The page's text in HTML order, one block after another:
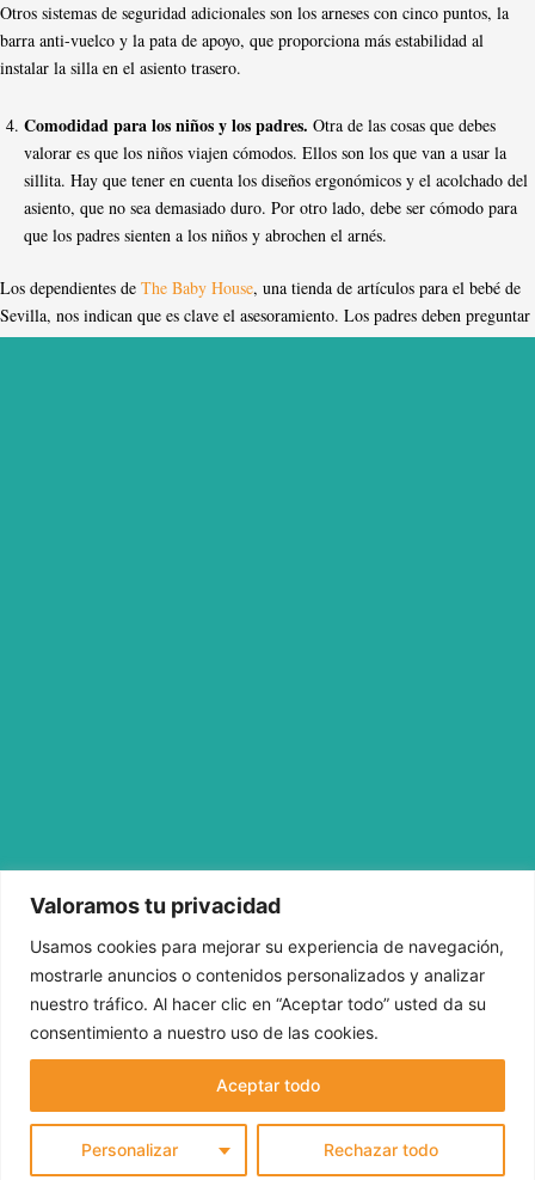
Valoramos tu privacidad
Usamos cookies para mejorar su experiencia de navegación,
mostrarle anuncios o contenidos personalizados y analizar
nuestro tráfico. Al hacer clic en “Aceptar todo” usted da su
consentimiento a nuestro uso de las cookies.
Personalizar Rechazar todo
Aceptar todo
Otros sistemas de seguridad adicionales son los arneses con cinco puntos, la
barra anti-vuelco y la pata de apoyo, que proporciona más estabilidad al
instalar la silla en el asiento trasero.
Comodidad para los niños y los padres. Otra de las cosas que debes
valorar es que los niños viajen cómodos. Ellos son los que van a usar la
sillita. Hay que tener en cuenta los diseños ergonómicos y el acolchado del
asiento, que no sea demasiado duro. Por otro lado, debe ser cómodo para
que los padres sienten a los niños y abrochen el arnés.
Los dependientes de The Baby House, una tienda de artículos para el bebé de
Sevilla, nos indican que es clave el asesoramiento. Los padres deben preguntar
y aclarar todas sus dudas antes de lanzarse a comprar una sillita de viaje para
Ant
ANTERIOR
¿Cómo trasladar tus pertenencias en una mudanza internacional?
SIGUIENTE
El AOVE también es cosa de niños